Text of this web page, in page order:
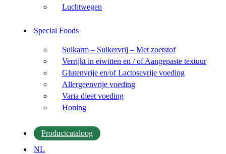
Luchtwegen
Special Foods
Suikarm – Suikervrij – Met zoetstof
Verrijkt in eiwitten en / of Aangepaste textuur
Glutenvrije en/of Lactosevrije voeding
Allergeenvrije voeding
Varia dieet voeding
Honing
Productcataloog
NL